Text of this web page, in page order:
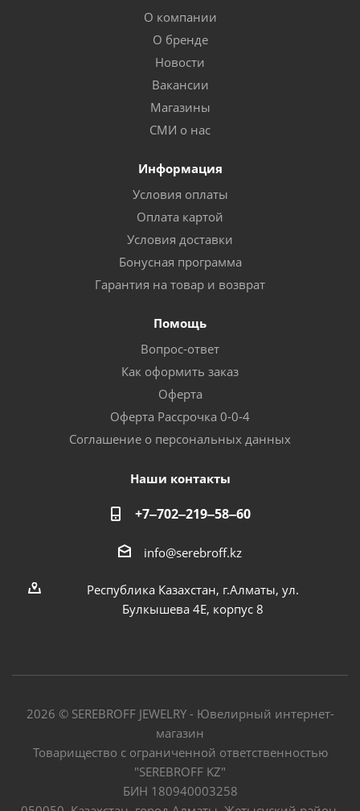
О компании
О бренде
Новости
Вакансии
Магазины
СМИ о нас
Информация
Условия оплаты
Оплата картой
Условия доставки
Бонусная программа
Гарантия на товар и возврат
Помощь
Вопрос-ответ
Как оформить заказ
Оферта
Оферта Рассрочка 0-0-4
Соглашение о персональных данных
Наши контакты
+7‒702‒219‒58‒60
info@serebroff.kz
Республика Казахстан, г.Алматы, ул.
Булкышева 4Е, корпус 8
2026 © SEREBROFF JEWELRY - Ювелирный интернет-
магазин
Товарищество с ограниченной ответственностью
"SEREBROFF KZ"
БИН 180940003258